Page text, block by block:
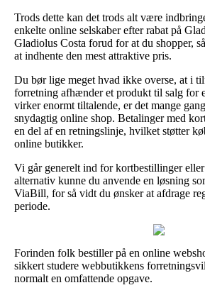
Trods dette kan det trods alt være
enkelte online selskaber efter rabat på
Gladiolus Costa forud for at du shopper,
at indhente den mest attraktive pris.
Du bør lige meget hvad ikke overse, at i
forretning afhænder et produkt til salg for
virker enormt tiltalende, er det mange
snydagtig online shop. Betalinger med
en del af en retningslinje, hvilket støtter
online butikker.
Vi går generelt ind for kortbestillinger
alternativ kunne du anvende en løsning
ViaBill, for så vidt du ønsker at afdrage
periode.
Forinden folk bestiller på en online
sikkert studere webbutikkens
normalt en omfattende opgave.